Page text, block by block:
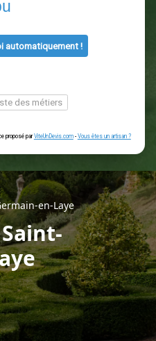
ou
à la liste des métiers
- Service proposé parViteUnDevis.com - Vous
en-Laye